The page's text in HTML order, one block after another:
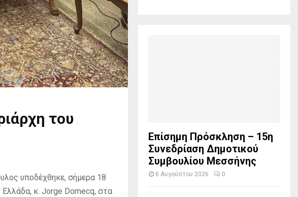
του
υποδέχθηκε, σήμερα 18
κ. Jorge Domecq, στα
Επίσημη Πρόσκληση – 15η
Συνεδρίαση Δημοτικού
Συμβουλίου Μεσσήνης
6 Αυγούστου 2026 0